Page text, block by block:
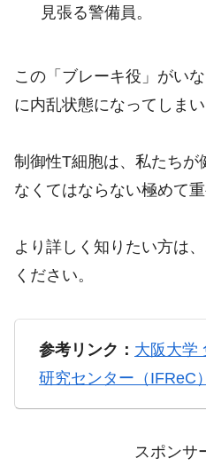
見張る警備員。
この「ブレーキ役」がい
に内乱状態になってしまい
制御性T細胞は、私たちが
なくてはならない極めて重
より詳しく知りたい方は
ください。
参考リンク： 大阪大学
研究センター（IFReC）
スポンサ